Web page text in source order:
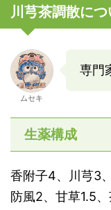
川芎茶調散に
ムセキ
専門
生薬構成
香附子4、川芎3
防風2、甘草1.5